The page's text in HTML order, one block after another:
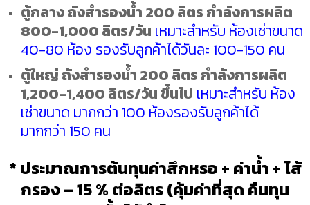
ตู้กลาง ถังสำรองน้ำ 200 ลิตร กำลังการผลิต
800-1,000 ลิตร/วัน เหมาะสำหรับ ห้องเช่าขนาด
40-80 ห้อง รองรับลูกค้าได้วันละ 100-150 คน
ตู้ใหญ่ ถังสำรองน้ำ 200 ลิตร กำลังการผลิต
1,200-1,400 ลิตร/วัน ขึ้นไป เหมาะสำหรับ ห้อง
เช่าขนาด มากกว่า 100 ห้องรองรับลูกค้าได้
มากกว่า 150 คน
* ประมาณการต้นทุนค่าสึกหรอ + ค่าน้ำ + ไส้
กรอง – 15 % ต่อลิตร (คุ้มค่าที่สุด คืนทุน